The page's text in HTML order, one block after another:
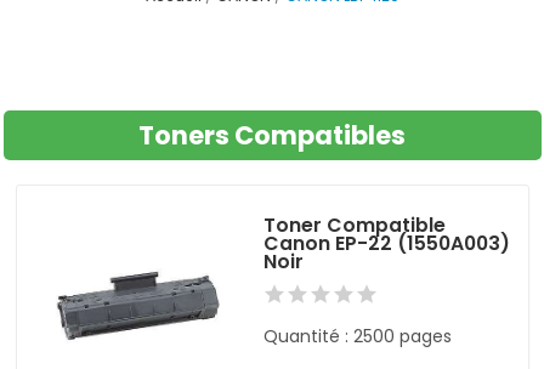
Toners Compatibles
Toner Compatible
Canon EP-22 (1550A003)
Noir
Quantité : 2500 pages